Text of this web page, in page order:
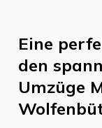
Eine
den
Umzüge